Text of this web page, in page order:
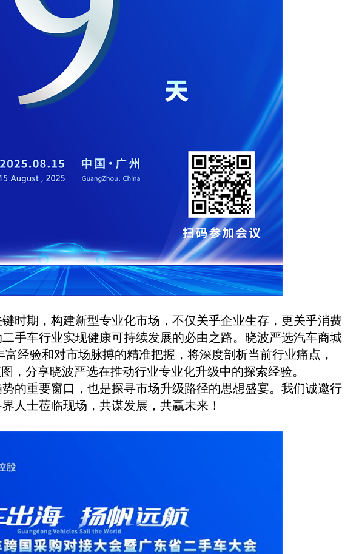
时期，构建新型专业化市场，不仅关乎企业生存，更关乎消费
手车行业实现健康可持续发展的必由之路。晓波严选汽车商城
经验和对市场脉搏的精准把握，将深度剖析当前行业痛点，
，分享晓波严选在推动行业专业化升级中的探索经验。
重要窗口，也是探寻市场升级路径的思想盛宴。我们诚邀行
人士莅临现场，共谋发展，共赢未来！